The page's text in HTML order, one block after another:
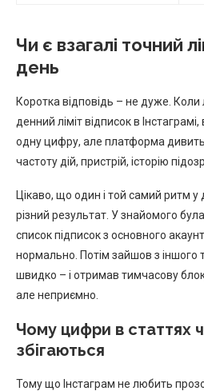
Чи є взагалі точний
день
Коротка відповідь – не дуже.
денний ліміт відписок в
одну цифру, але платформа
частоту дій, пристрій, історію
Цікаво, що один і той самий ритм
різний результат. У знайомого
список підписок з основного
нормально. Потім зайшов з іншого
швидко – і отримав тимчасову
але неприємно.
Чому цифри в статтях
збігаються
Тому що Інстаграм не любить